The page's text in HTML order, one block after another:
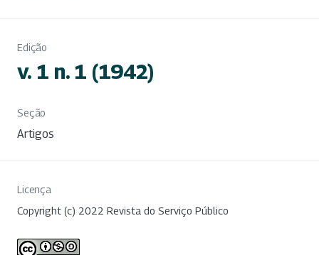
Edição
v. 1 n. 1 (1942)
Seção
Artigos
Licença
Copyright (c) 2022 Revista do Serviço Público